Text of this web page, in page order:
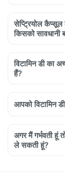
सेप्ट्रियोल
किसको सावधानी
Septriol
healthcare
Organ-related
problems, or
Metabolic
विटामिन डी का
हैं?
आपको विटामिन
अगर मैं गर्भवती हूं
ले सकती हूं?